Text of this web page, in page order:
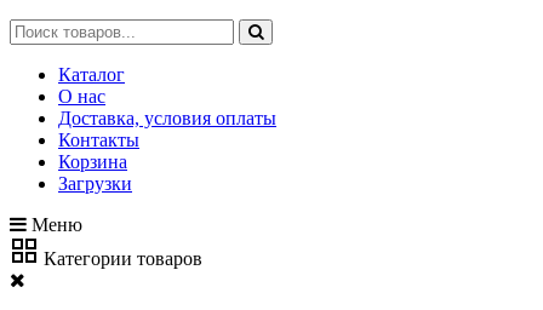
Каталог
О нас
Доставка, условия оплаты
Контакты
Корзина
Загрузки
Меню
Категории товаров